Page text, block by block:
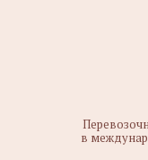
в